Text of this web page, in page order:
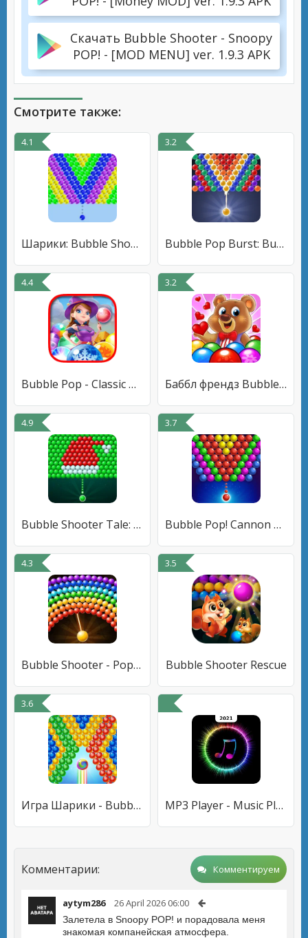
Скачать Bubble Shooter - Snoopy
POP! - [MOD MENU] ver. 1.9.3 APK
Смотрите также:
4.1
Шарики: Bubble Shooter Classic
3.2
Bubble Pop Burst: Bubble Shoot
4.4
Bubble Pop - Classic Bubble Sh
3.2
Баббл френдз Bubble Friends
4.9
Bubble Shooter Tale: Ball Game
3.7
Bubble Pop! Cannon Shooter
4.3
Bubble Shooter - Pop Adventure
3.5
Bubble Shooter Rescue
3.6
Игра Шарики - Bubble Shooter MP3 Player - Music Player & Ringtone Maker
Комментарии: Комментируем
aytym286 26 April 2026 06:00
Залетела в Snoopy POP! и порадовала меня
знакомая компанейская атмосфера.